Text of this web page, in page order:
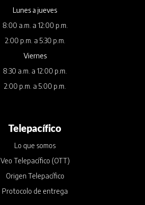
Lunes a jueves
8:00 a.m. a 12:00 p.m.
2:00 p.m. a 5:30 p.m.
Viernes
8:30 a.m. a 12:00 p.m.
2:00 p.m. a 5:00 p.m.
Telepacífico
Lo que somos
Veo Telepacífico (OTT)
Origen Telepacífico
Protocolo de entrega